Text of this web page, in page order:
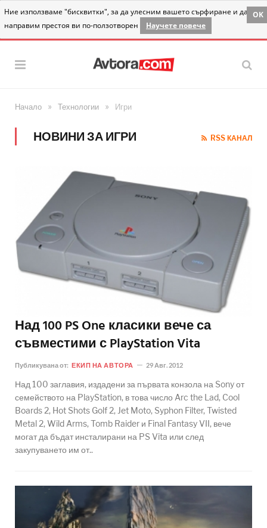
Ние използваме "бисквитки", за да улесним вашето сърфиране и да
направим престоя ви по-ползотворен
Научете повече
OK
Начало » Технологии » Игри
НОВИНИ ЗА ИГРИ RSS КАНАЛ
Над 100 PS One класики вече са
съвместими с PlayStation Vita
Публикувана от: ЕКИП НА АВТОРА 29 Авг. 2012
Над 100 заглавия, издадени за първата конзола на Sony от
семейството на PlayStation, в това число Arc the Lad, Cool
Boards 2, Hot Shots Golf 2, Jet Moto, Syphon Filter, Twisted
Metal 2, Wild Arms, Tomb Raider и Final Fantasy VII, вече
могат да бъдат инсталирани на PS Vita или след
закупуването им от..